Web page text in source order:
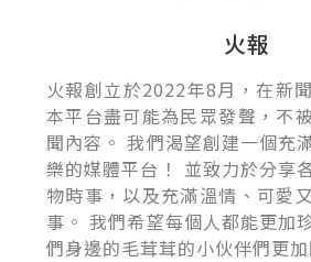
火報
火報創立於2022年8月，在新
本平台盡可能為民眾發聲，不
聞內容。 我們渴望創建一個充
樂的媒體平台！ 並致力於分享
物時事，以及充滿溫情、可愛
事。 我們希望每個人都能更加
們身邊的毛茸茸的小伙伴們更加